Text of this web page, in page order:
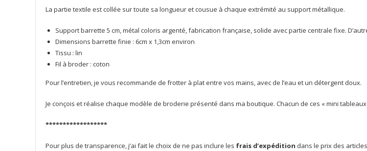
La partie textile est collée sur toute sa longueur et cousue à chaque extrémité au support métallique.
Support barrette 5 cm, métal coloris argenté, fabrication française, solide avec partie centrale fixe.
Dimensions barrette finie : 6cm x 1,3cm environ
Tissu : lin
Fil à broder : coton
Pour l’entretien, je vous recommande de frotter à plat entre vos mains, avec de l’eau et un détergent doux.
Je conçois et réalise chaque modèle de broderie présenté dans ma boutique. Chacun de ces « mini
******************
Pour plus de transparence, j’ai fait le choix de ne pas inclure les frais d’expédition dans le prix des